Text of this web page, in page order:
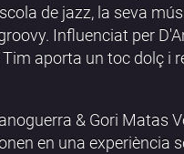
de jazz, la seva
Influenciat per
aporta un toc dolç i
& Gori Matas
en una experiència